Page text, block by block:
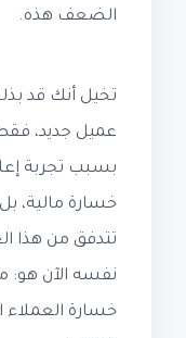
الضعف هذه.
تخيل أنك قد
عميل جديد،
بسبب تجربة
خسارة مالية،
تتدفق من هذا
نفسه الآن هو:
خسارة العملاء